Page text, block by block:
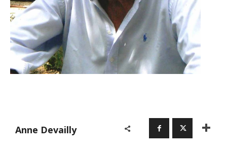
Anne Devailly